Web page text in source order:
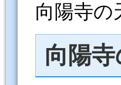
向陽寺の
向陽